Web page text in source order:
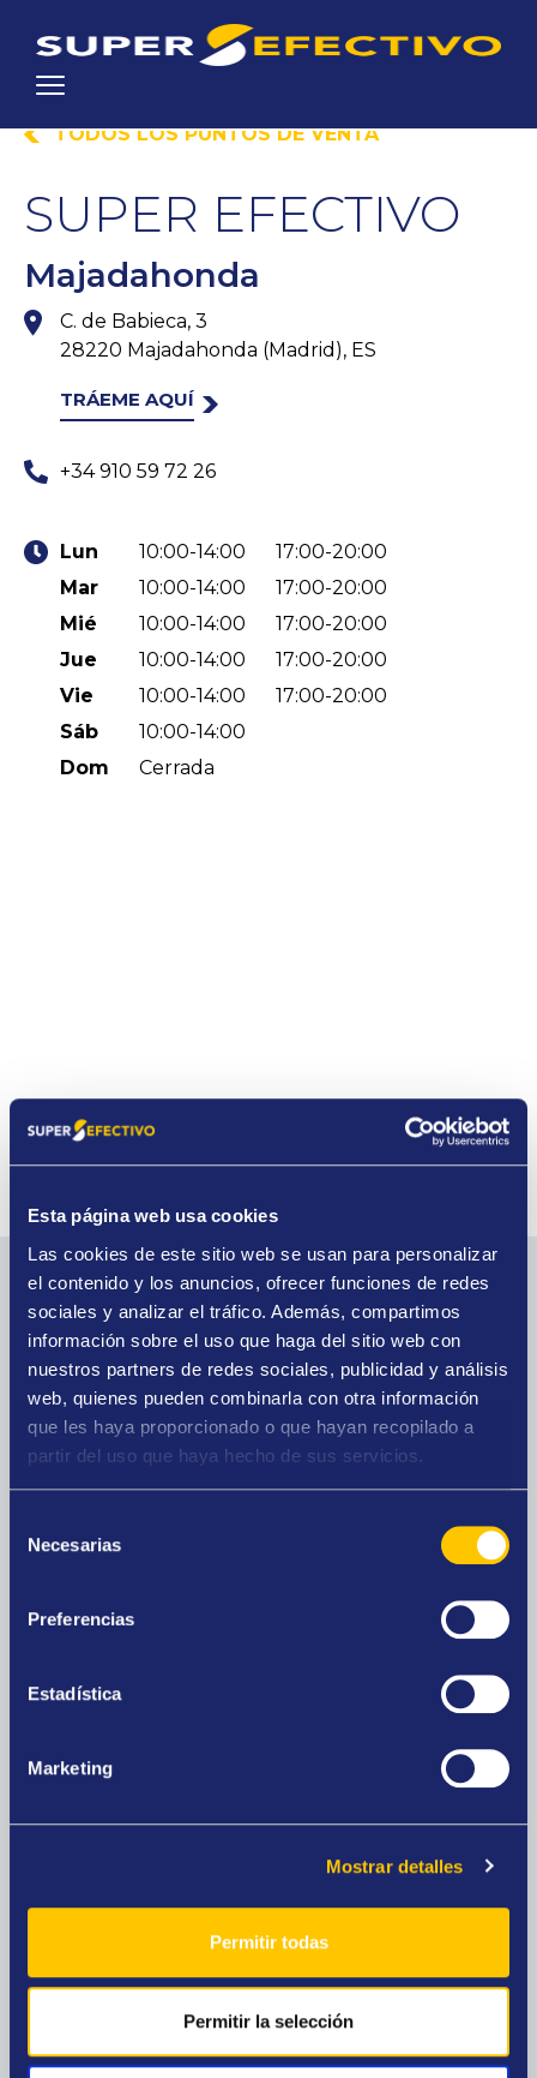
Esta página web usa cookies
Las cookies de este sitio web se usan para personalizar
el contenido y los anuncios, ofrecer funciones de redes
sociales y analizar el tráfico. Además, compartimos
información sobre el uso que haga del sitio web con
nuestros partners de redes sociales, publicidad y análisis
web, quienes pueden combinarla con otra información
que les haya proporcionado o que hayan recopilado a
partir del uso que haya hecho de sus servicios.
Necesarias
Preferencias
Estadística
Marketing
Mostrar detalles
Permitir todas
Permitir la selección
TODOS LOS PUNTOS DE VENTA
SUPER EFECTIVO
Majadahonda
C. de Babieca, 3
28220 Majadahonda (Madrid), ES
TRÁEME AQUÍ
+34 910 59 72 26
Lun 10:00-14:00
17:00-20:00
Mar
10:00-14:00
17:00-20:00
Mié
10:00-14:00
17:00-20:00
Jue
10:00-14:00
17:00-20:00
Vie
10:00-14:00
17:00-20:00
Sáb
10:00-14:00
Dom
Cerrada
Los servicios de esta tienda
Compro oro
La mayor tasación del mercado, presupuestos
Consigue dinero a cambio de tus joyas de oro y
elige el plazo en el que deseas recuperarlas.
Ocasiones únicas, precios especiales. Joyas
para inversión.